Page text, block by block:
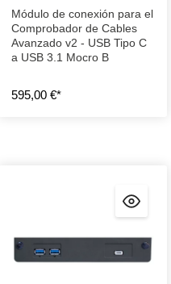
Módulo de conexión para el
Comprobador de Cables
Avanzado v2 - USB Tipo C
a USB 3.1 Mocro B
595,00 €*